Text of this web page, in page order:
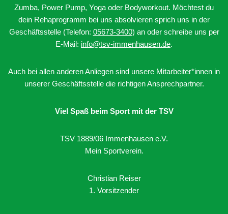
Zumba, Power Pump, Yoga oder Bodyworkout. Möchtest du
dein Rehaprogramm bei uns absolvieren sprich uns in der
Geschäftsstelle (Telefon: 05673-3400) an oder schreibe uns per
E-Mail: info@tsv-immenhausen.de.
Auch bei allen anderen Anliegen sind unsere Mitarbeiter*innen in
unserer Geschäftsstelle die richtigen Ansprechpartner.
Viel Spaß beim Sport mit der TSV
TSV 1889/06 Immenhausen e.V.
Mein Sportverein.
Christian Reiser
1. Vorsitzender